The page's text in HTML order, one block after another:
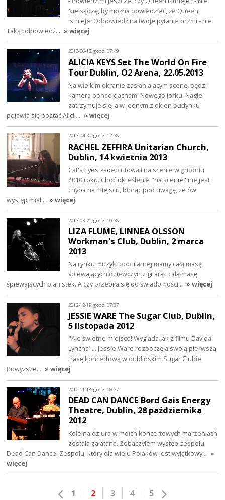
Nie sądzę, by można powiedzieć, że Queen
istnieje. Odpowiedź na twoje pytanie brzmi - nie.
Taką odpowiedź… » więcej
2013-06-12, godz. 07:49
ALICIA KEYS Set The World On Fire
Tour Dublin, O2 Arena, 22.05.2013
Na wielkim ekranie zasłaniającym scenę, pędzi
kamera ponad dachami Nowego Jorku. Nagle
zatrzymuje się, a w jednym z okien budynku
pojawia się postać Alicii… » więcej
2013-04-30, godz. 12:38
RACHEL ZEFFIRA Unitarian Church,
Dublin, 14 kwietnia 2013
Cat's Eyes zadebiutowali na scenie w grudniu
2010 roku. Choć określenie "na scenie" nie jest
chyba na miejscu, biorąc pod uwagę, że ów
występ miał… » więcej
2013-03-21, godz. 10:38
LIZA FLUME, LINNEA OLSSON
Workman's Club, Dublin, 2 marca
2013
Na rynku muzyki popularnej mamy całą masę
śpiewających dziewczyn z gitarą i całą masę
śpiewających pianistek. A czy przebiła się do świadomości… » więcej
2012-12-19, godz. 07:37
JESSIE WARE The Sugar Club, Dublin,
5 listopada 2012
"Ale świetne miejsce! Wygląda jak z filmu Davida
Lyncha"... Jessie Ware rozpoczęła swoją pierwszą
trasę koncertową w dublińskim Sugar Clubie.
Powyższe… » więcej
2012-11-18, godz. 00:37
DEAD CAN DANCE Bord Gais Energy
Theatre, Dublin, 28 października
2012
Kolejna dziura w moich koncertowych marzeniach
została załatana. Zobaczyłem występ zespołu
Dead Can Dance! Zespołu, który dla wielu Polaków jest wyjątkowy… »
więcej
1 2 3 4 5